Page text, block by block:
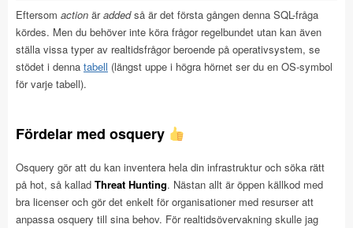
Eftersom action äraddedså är det första gången denna SQL-fråga
kördes. Men du behöver inte köra frågor regelbundet utan kan även
ställa vissa typer av realtidsfrågor beroende på operativsystem, se
stödet i denna tabell (längst uppe i högra hörnet ser du en OS-symbol
för varje tabell).
Fördelar med osquery
Osquery gör att du kan inventera hela din infrastruktur och söka rätt
på hot, så kallad Threat Hunting. Nästan allt är öppen källkod med
bra licenser och gör det enkelt för organisationer med resurser att
anpassa osquery till sina behov. För realtidsövervakning skulle jag